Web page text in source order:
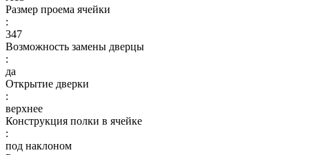
Размер проема ячейки
:
347
Возможность замены дверцы
:
да
Открытие дверки
:
верхнее
Конструкция полки в ячейке
:
под наклоном